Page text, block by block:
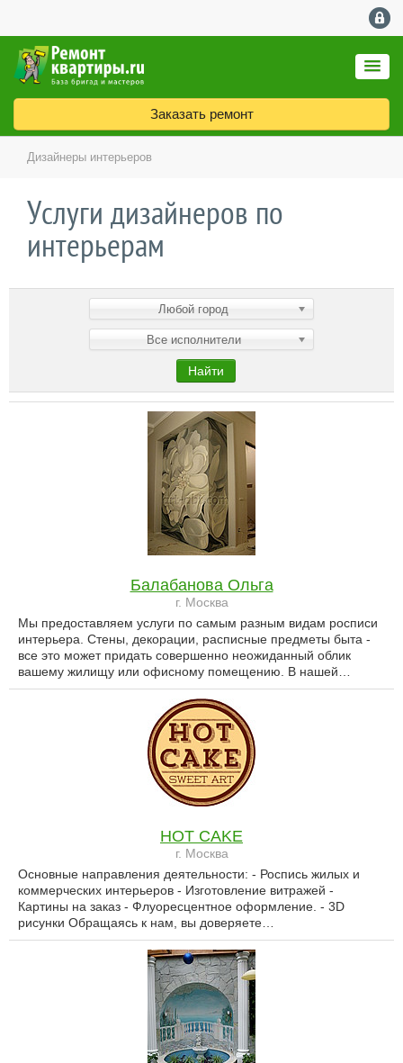
Заказать ремонт
Дизайнеры интерьеров
Услуги дизайнеров по
интерьерам
Любой город
Все исполнители
Найти
Балабанова Ольга
г. Москва
Мы предоставляем услуги по самым разным видам росписи
интерьера. Стены, декорации, расписные предметы быта -
все это может придать совершенно неожиданный облик
вашему жилищу или офисному помещению. В нашей…
HOT CAKE
г. Москва
Основные направления деятельности: - Роспись жилых и
коммерческих интерьеров - Изготовление витражей -
Картины на заказ - Флуоресцентное оформление. - 3D
рисунки Обращаясь к нам, вы доверяете…